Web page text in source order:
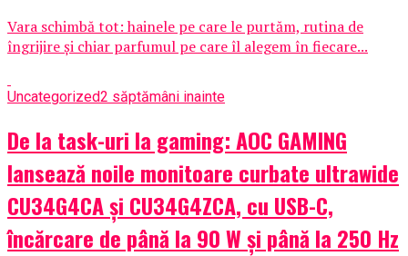
Vara schimbă tot: hainele pe care le purtăm, rutina de
îngrijire și chiar parfumul pe care îl alegem în fiecare...
Uncategorized2 săptămâni inainte
De la task-uri la gaming: AOC GAMING
lansează noile monitoare curbate ultrawide
CU34G4CA și CU34G4ZCA, cu USB-C,
încărcare de până la 90 W și până la 250 Hz